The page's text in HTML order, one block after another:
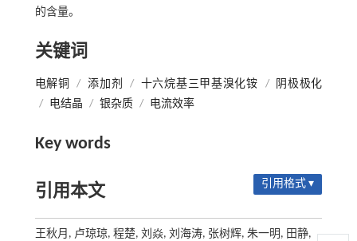
的含量。
关键词
电解铜 / 添加剂 / 十六烷基三甲基溴化铵 /
阴极极化
/
电结晶 / 银杂质 / 电流效率
Key words
引用本文 引用格式 ▾
王秋月, 卢琼琼, 程楚, 刘焱, 刘海涛, 张树辉, 朱一明, 田静,